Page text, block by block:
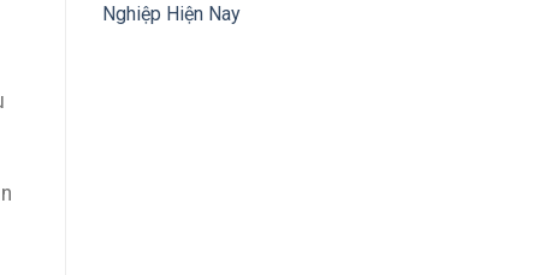
Nghiệp Hiện Nay